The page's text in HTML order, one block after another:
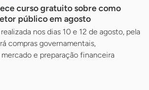
curso gratuito sobre como
público em agosto
nos dias 10 e 12 de agosto, pela
compras governamentais,
e preparação financeira